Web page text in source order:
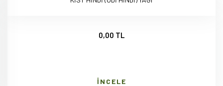
0,00 TL
İNCELE